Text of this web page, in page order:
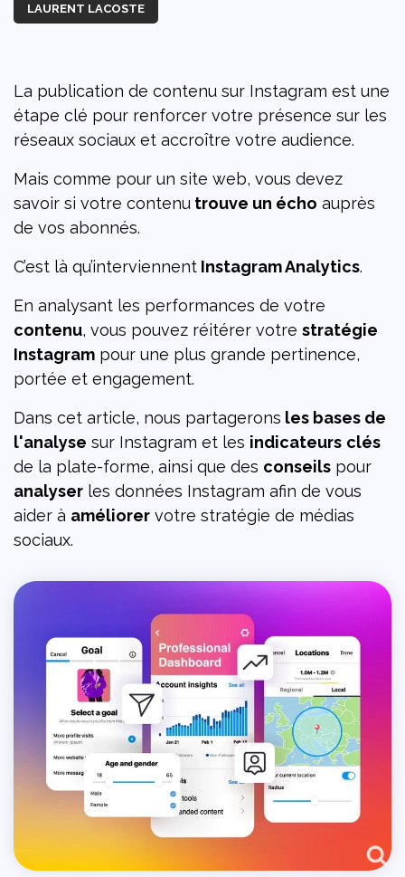
LAURENT LACOSTE
La publication de contenu sur Instagram est une
étape clé pour renforcer votre présence sur les
réseaux sociaux et accroître votre audience.
Mais comme pour un site web, vous devez
savoir si votre contenu trouve un écho auprès
de vos abonnés.
C’est là qu’interviennent Instagram Analytics.
En analysant les performances de votre
contenu, vous pouvez réitérer votre stratégie
Instagram pour une plus grande pertinence,
portée et engagement.
Dans cet article, nous partagerons les bases de
l'analyse sur Instagram et les indicateurs clés
de la plate-forme, ainsi que des conseils pour
analyser les données Instagram afin de vous
aider à améliorer votre stratégie de médias
sociaux.